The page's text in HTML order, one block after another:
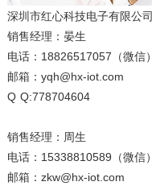
深圳市红心科技电子有限公司
销售经理 ：晏生
电话：18826517057（微信）
邮箱：yqh@hx-iot.com
Q Q:778704604
销售经理：周生
电话 ：15338810589 （微信）
邮箱：zkw@hx-iot.com